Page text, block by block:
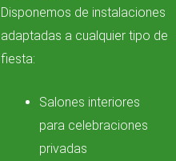
Disponemos de instalaciones
adaptadas a cualquier tipo de
fiesta:
Salones interiores
para celebraciones
privadas